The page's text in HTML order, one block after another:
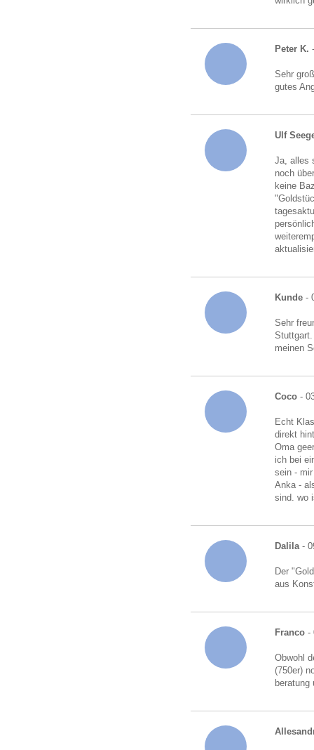
Peter K.
Sehr
gutes
Ulf
Ja, alles
noch
keine
Kunde -
Sehr
meinen
Coco -
Echt
direkt
Oma
ich bei
sein -
Anka -
sind. wo
Dalila-
Der
aus
Franco -
Obwohl
(750er)